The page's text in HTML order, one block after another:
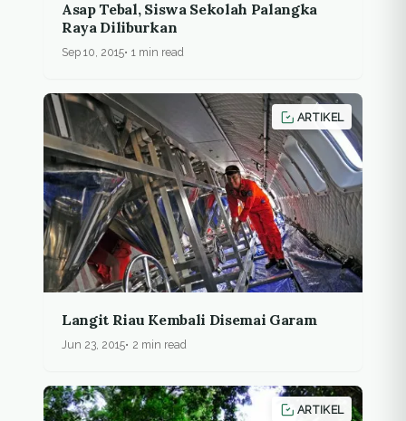
Asap Tebal, Siswa Sekolah Palangka
Raya Diliburkan
Sep 10, 2015 1 min read
ARTIKEL
Langit Riau Kembali Disemai Garam
Jun 23, 2015 2 min read
ARTIKEL